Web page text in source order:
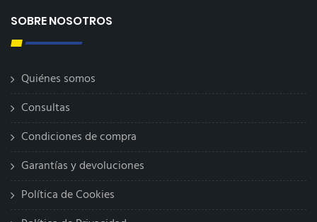
SOBRE NOSOTROS
Quiénes somos
Consultas
Condiciones de compra
Garantías y devoluciones
Política de Cookies